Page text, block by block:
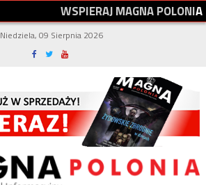
WSPIERAJMAGNAPOLONIA
Niedziela, 09 Sierpnia 2026